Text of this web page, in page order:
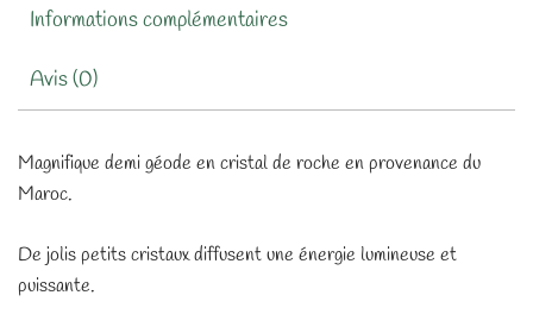
Informations complémentaires
Avis (0)
Magnifique demi géode en cristal de roche en provenance du
Maroc.
De jolis petits cristaux diffusent une énergie lumineuse et
puissante.